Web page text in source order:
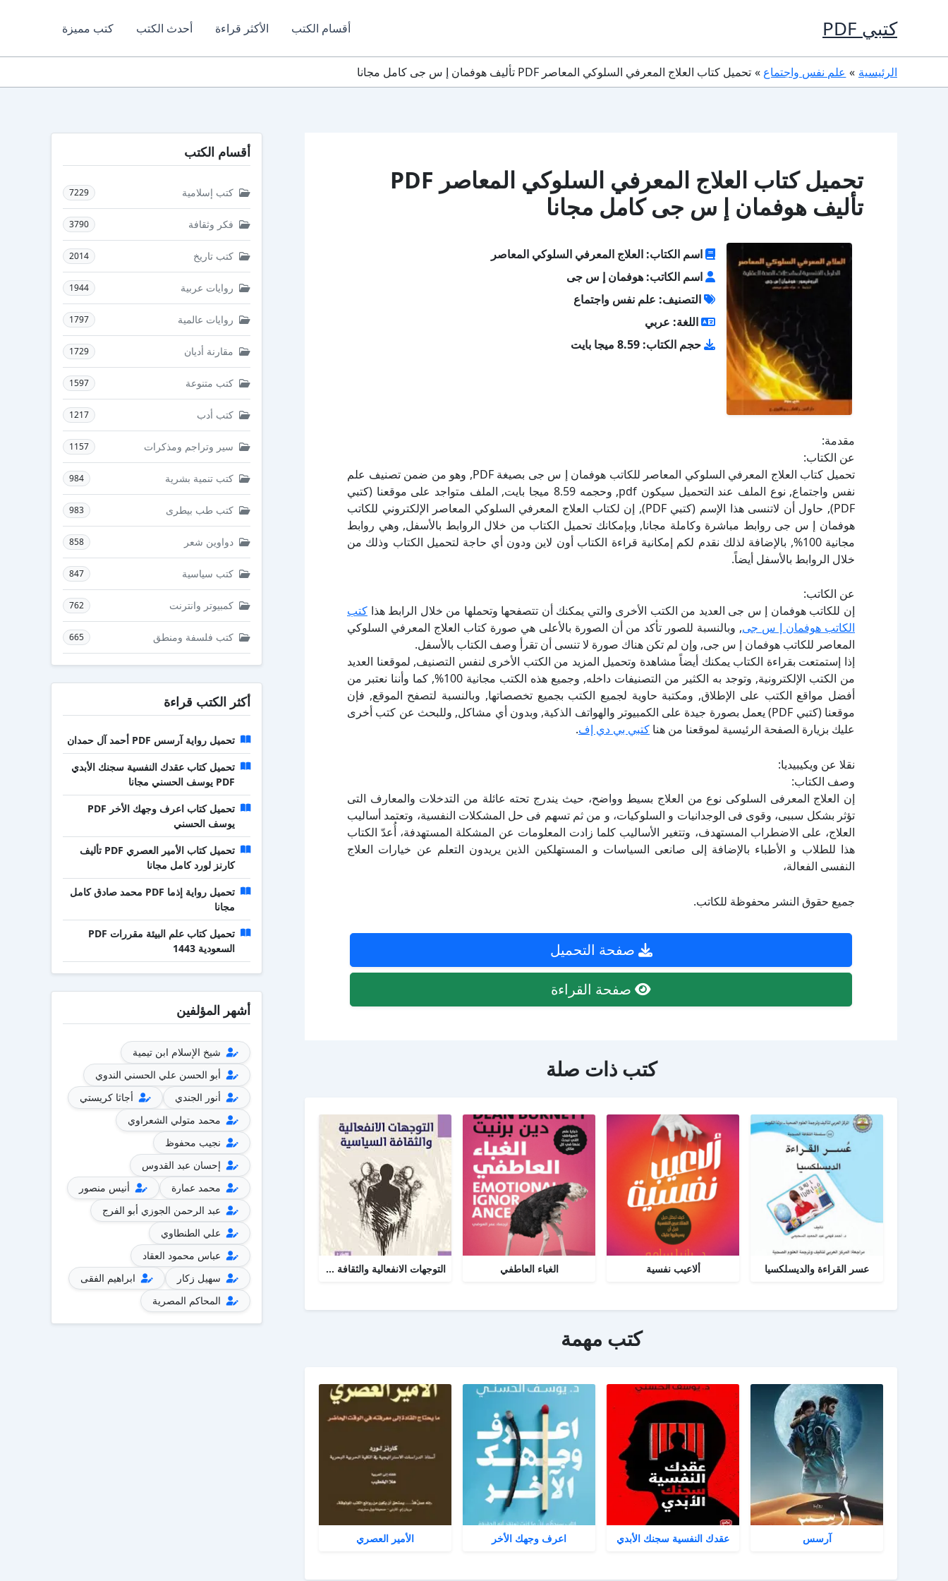
كتبي PDF أقسام الكتب الأكثر قراءة أحدث الكتب كتب مميزة
الرئيسية علم نفس واجتماع تحميل كتاب العلاج المعرفي السلوكي المعاصر PDF تأليف هوفمان إ س جى كامل مجانا
تحميل كتاب العلاج المعرفي السلوكي المعاصر PDF
تأليف هوفمان إ س جى كامل مجانا
اسم الكتاب: العلاج المعرفي السلوكي المعاصر
اسم الكاتب: هوفمان إ س جى
التصنيف: علم نفس واجتماع
اللغة: عربي
حجم الكتاب: 8.59 ميجا بايت
مقدمة:
عن الكتاب:
تحميل كتاب العلاج المعرفي السلوكي المعاصر للكاتب هوفمان إ س جى بصيغة PDF, وهو من ضمن تصنيف علم
نفس واجتماع, نوع الملف عند التحميل سيكون pdf, وحجمه 8.59 ميجا بايت, الملف متواجد على موقعنا (كتبي
PDF), حاول أن لاتنسى هذا الإسم (كتبي PDF), إن لكتاب العلاج المعرفي السلوكي المعاصر الإلكتروني للكاتب
هوفمان إ س جى روابط مباشرة وكاملة مجانا, وبإمكانك تحميل الكتاب من خلال الروابط بالأسفل, وهي روابط
مجانية 100%, بالإضافة لذلك نقدم لكم إمكانية قراءة الكتاب أون لاين ودون أي حاجة لتحميل الكتاب وذلك من
خلال الروابط بالأسفل أيضاً.
عن الكاتب:
إن للكاتب هوفمان إ س جى العديد من الكتب الأخرى والتي يمكنك أن تتصفحها وتحملها من خلال الرابط هذا كتب
الكاتب هوفمان إ س جى, وبالنسبة للصور تأكد من أن الصورة بالأعلى هي صورة كتاب العلاج المعرفي السلوكي
المعاصر للكاتب هوفمان إ س جى, وإن لم تكن هناك صورة لا تنسى أن تقرأ وصف الكتاب بالأسفل.
إذا إستمتعت بقراءة الكتاب يمكنك أيضاً مشاهدة وتحميل المزيد من الكتب الأخرى لنفس التصنيف, لموقعنا العديد
من الكتب الإلكترونية, وتوجد به الكثير من التصنيفات داخله, وجميع هذه الكتب مجانية 100%, كما وأننا نعتبر من
أفضل مواقع الكتب على الإطلاق, ومكتبة حاوية لجميع الكتب بجميع تخصصاتها, وبالنسبة لتصفح الموقع, فإن
موقعنا (كتبي PDF) يعمل بصورة جيدة على الكمبيوتر والهواتف الذكية, وبدون أي مشاكل, وللبحث عن كتب أخرى
عليك بزيارة الصفحة الرئيسية لموقعنا من هنا كتبي بي دي إف.
نقلا عن ويكيبيديا:
وصف الكتاب:
إن العلاج المعرفى السلوكى نوع من العلاج بسيط وواضح، حيث يندرج تحته عائلة من التدخلات والمعارف التى
تؤثر بشكل سببى، وقوى فى الوجدانيات و السلوكيات، و من ثم تسهم فى حل المشكلات النفسية، وتعتمد أساليب
العلاج، على الاضطراب المستهدف، وتتغير الأساليب كلما زادت المعلومات عن المشكلة المستهدفة، أُعدّ الكتاب
هذا للطلاب و الأطباء بالإضافة إلى صانعى السياسات و المستهلكين الذين يريدون التعلم عن خيارات العلاج
النفسى الفعالة،
جميع حقوق النشر محفوظة للكاتب.
صفحة التحميل
صفحة القراءة
كتب ذات صلة
عسر القراءة والديسلكسيا ألاعيب نفسية الغباء العاطفي التوجهات الانفعالية والثقافة السياسية
كتب مهمة
آرسس عقدك النفسية سجنك الأبدي اعرف وجهك الأخر الأمير العصري
أقسام الكتب
كتب إسلامية 7229
فكر وثقافة 3790
كتب تاريخ 2014
روايات عربية 1944
روايات عالمية 1797
مقارنة أديان 1729
كتب متنوعة 1597
كتب أدب 1217
سير وتراجم ومذكرات 1157
كتب تنمية بشرية 984
كتب طب بيطرى 983
دواوين شعر 858
كتب سياسية 847
كمبيوتر وانترنت 762
كتب فلسفة ومنطق 665
أكثر الكتب قراءة
تحميل رواية آرسس PDF أحمد آل حمدان
تحميل كتاب عقدك النفسية سجنك الأبدي
PDF يوسف الحسني مجانا
تحميل كتاب اعرف وجهك الأخر PDF
يوسف الحسني
تحميل كتاب الأمير العصري PDF تأليف
كارنز لورد كامل مجانا
تحميل رواية إذما PDF محمد صادق كامل
مجانا
تحميل كتاب علم البيئة مقررات PDF
السعودية 1443
أشهر المؤلفين
شيخ الإسلام ابن تيمية
أبو الحسن علي الحسني الندوي
أنور الجندي
أجاثا كريستي
محمد متولي الشعراوي
نجيب محفوظ
إحسان عبد القدوس
محمد عمارة
أنيس منصور
عبد الرحمن الجوزي أبو الفرج
علي الطنطاوي
عباس محمود العقاد
سهيل زكار
ابراهيم الفقى
المحاكم المصرية